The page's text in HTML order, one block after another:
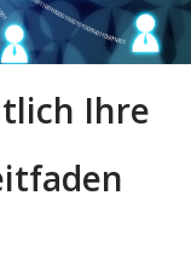
Ihre